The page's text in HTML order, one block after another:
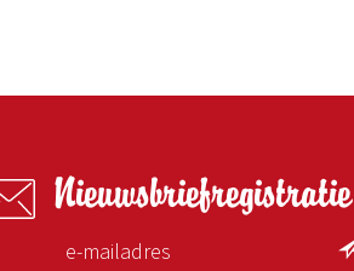
Nieuwsbriefregistratie